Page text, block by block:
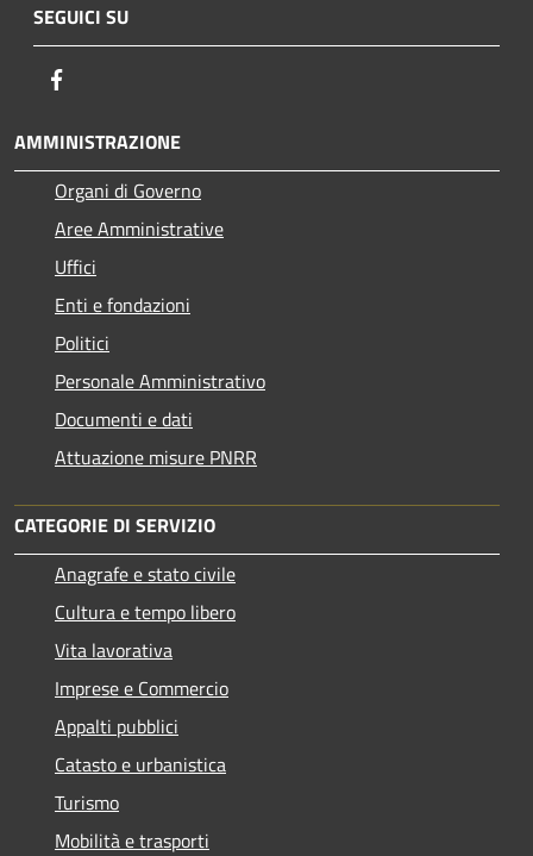
SEGUICI SU
AMMINISTRAZIONE
Organi di Governo
Aree Amministrative
Uffici
Enti e fondazioni
Politici
Personale Amministrativo
Documenti e dati
Attuazione misure PNRR
CATEGORIE DI SERVIZIO
Anagrafe e stato civile
Cultura e tempo libero
Vita lavorativa
Imprese e Commercio
Appalti pubblici
Catasto e urbanistica
Turismo
Mobilità e trasporti